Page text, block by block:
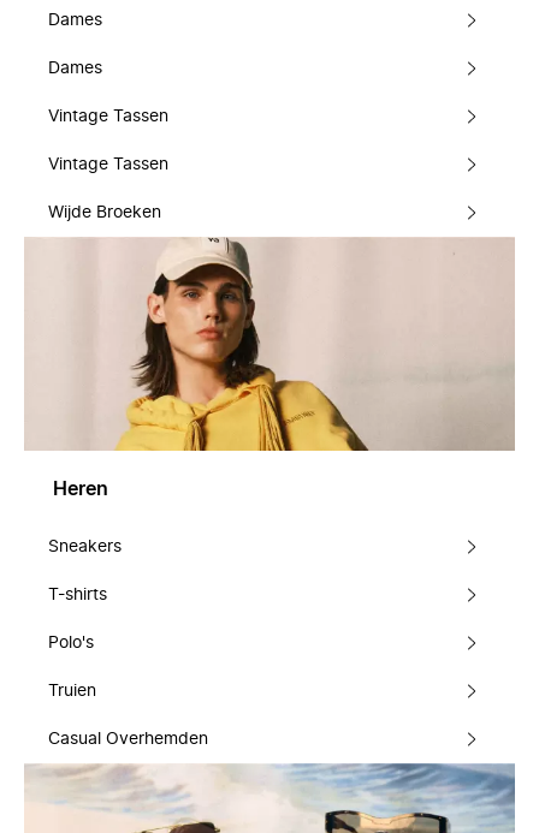
Dames
Dames
Vintage Tassen
Vintage Tassen
Wijde Broeken
Heren
Sneakers
T-shirts
Polo's
Truien
Casual Overhemden